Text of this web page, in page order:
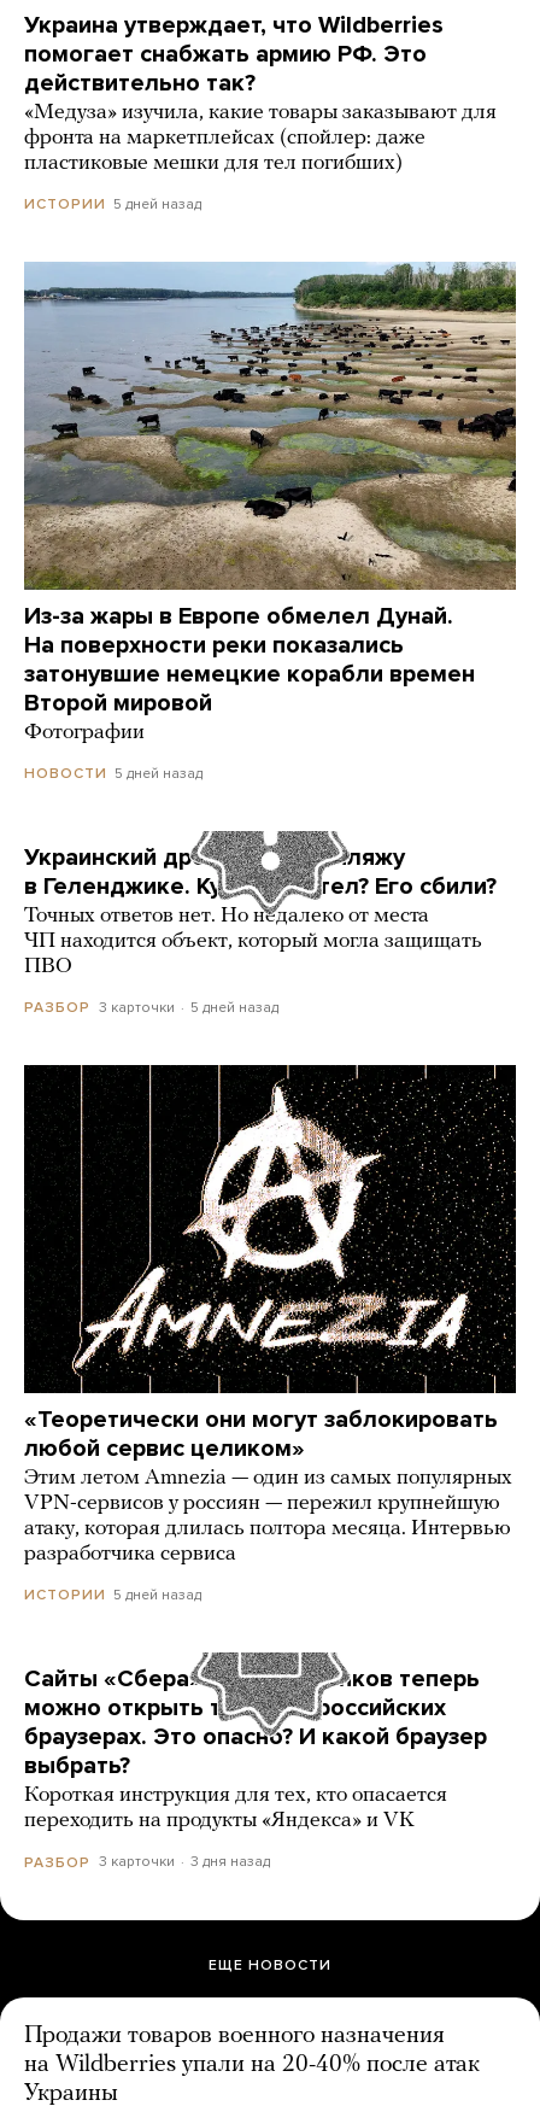
Украина утверждает, что Wildberries
помогает снабжать армию РФ. Это
действительно так?
«Медуза» изучила, какие товары заказывают для
фронта на маркетплейсах (спойлер: даже
пластиковые мешки для тел погибших)
ИСТОРИИ 5 дней назад
Из-за жары в Европе обмелел Дунай.
На поверхности реки показались
затонувшие немецкие корабли времен
Второй мировой
Фотографии
НОВОСТИ 5 дней назад
Украинский дрон попал по пляжу
в Геленджике. Куда он летел? Его сбили?
Точных ответов нет. Но недалеко от места
ЧП находится объект, который могла защищать
ПВО
РАЗБОР 3 карточки 5 дней назад
«Теоретически они могут заблокировать
любой сервис целиком»
Этим летом Amnezia — один из самых популярных
VPN-сервисов у россиян — пережил крупнейшую
атаку, которая длилась полтора месяца. Интервью
разработчика сервиса
ИСТОРИИ 5 дней назад
Сайты «Сбера» и других банков теперь
можно открыть только в российских
браузерах. Это опасно? И какой браузер
выбрать?
Короткая инструкция для тех, кто опасается
переходить на продукты «Яндекса» и VK
РАЗБОР 3 карточки 3 дня назад
ЕЩЕ НОВОСТИ
Продажи товаров военного назначения
на Wildberries упали на 20-40% после атак
Украины